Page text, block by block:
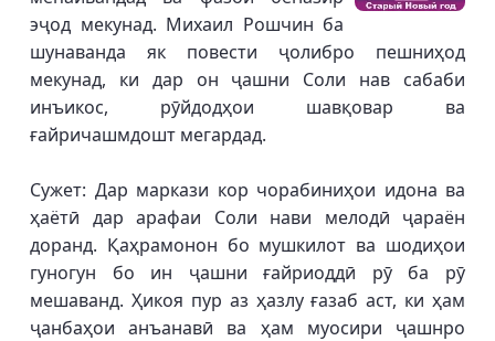
эҷод мекунад. Михаил Рошчин ба
шунаванда як повести ҷолибро пешниҳод
мекунад, ки дар он ҷашни Соли нав сабаби
инъикос, рӯйдодҳои шавқовар ва
ғайричашмдошт мегардад.
Сужет: Дар маркази кор чорабиниҳои идона ва
ҳаётӣ дар арафаи Соли нави мелодӣ ҷараён
доранд. Қаҳрамонон бо мушкилот ва шодиҳои
гуногун бо ин ҷашни ғайриоддӣ рӯ ба рӯ
мешаванд. Ҳикоя пур аз ҳазлу ғазаб аст, ки ҳам
ҷанбаҳои анъанавӣ ва ҳам муосири ҷашнро